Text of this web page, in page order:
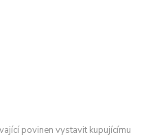
povinen vystavit kupujícímu